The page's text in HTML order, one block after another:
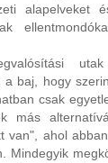
alapelveket
a baj, hogy
csak
más
van", ahol
Mindegyik